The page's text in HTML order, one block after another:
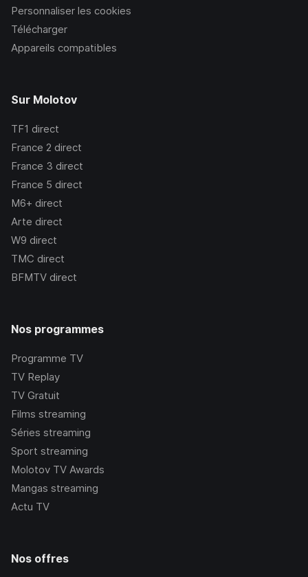
Personnaliser les cookies
Télécharger
Appareils compatibles
Sur Molotov
TF1 direct
France 2 direct
France 3 direct
France 5 direct
M6+ direct
Arte direct
W9 direct
TMC direct
BFMTV direct
Nos programmes
Programme TV
TV Replay
TV Gratuit
Films streaming
Séries streaming
Sport streaming
Molotov TV Awards
Mangas streaming
Actu TV
Nos offres